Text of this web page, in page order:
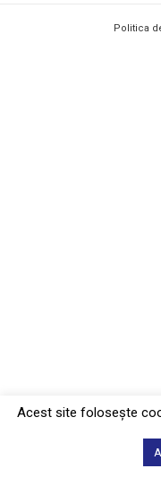
Politica
Acest site foloseşte